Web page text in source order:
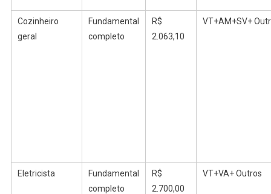
Cozinheiro
geral
Fundamental
completo
R$
2.063,10
VT+AM+SV+
Eletricista
Fundamental
completo
R$
2.700,00
VT+VA+ Outros